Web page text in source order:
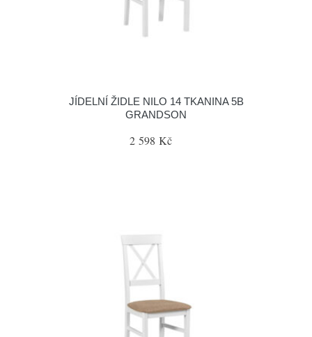
JÍDELNÍ ŽIDLE NILO 14 TKANINA 5B
GRANDSON
2 598 Kč